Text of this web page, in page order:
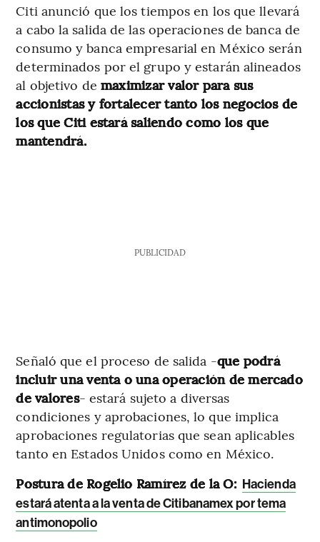
Citi anunció que los tiempos en los que llevará
a cabo la salida de las operaciones de banca de
consumo y banca empresarial en México serán
determinados por el grupo y estarán alineados
al objetivo de maximizar valor para sus
accionistas y fortalecer tanto los negocios de
los que Citi estará saliendo como los que
mantendrá.
PUBLICIDAD
Señaló que el proceso de salida -que podrá
incluir una venta o una operación de mercado
de valores- estará sujeto a diversas
condiciones y aprobaciones, lo que implica
aprobaciones regulatorias que sean aplicables
tanto en Estados Unidos como en México.
Postura de Rogelio Ramírez de la O: Hacienda
estará atenta a la venta de Citibanamex por tema
antimonopolio